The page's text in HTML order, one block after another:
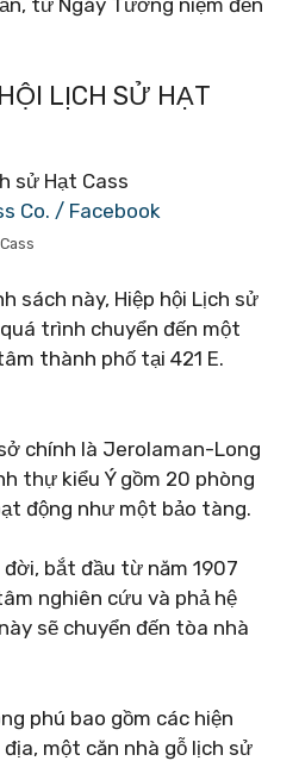
từ Ngày Tưởng niệm đến
LỊCH SỬ HẠT
Co. / Facebook
sách này, Hiệp hội Lịch sử
trình chuyển đến một
thành phố tại 421 E.
chính là Jerolaman-Long
thự kiểu Ý gồm 20 phòng
động như một bảo tàng.
bắt đầu từ năm 1907
nghiên cứu và phả hệ
sẽ chuyển đến tòa nhà
phú bao gồm các hiện
một căn nhà gỗ lịch sử